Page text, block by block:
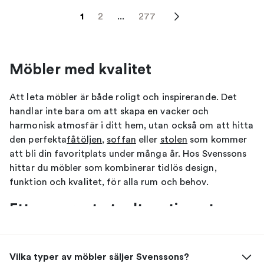
1 2 ... 277
Möbler med kvalitet
Att leta möbler är både roligt och inspirerande. Det
handlar inte bara om att skapa en vacker och
harmonisk atmosfär i ditt hem, utan också om att hitta
den perfektafåtöljen, soffan eller stolen som kommer
att bli din favoritplats under många år. Hos Svenssons
hittar du möbler som kombinerar tidlös design,
funktion och kvalitet, för alla rum och behov.
Ett noggrant utvalt sortiment
Vi erbjuder ett brett urval av möbler från välkända
Vilka typer av möbler säljer Svenssons?